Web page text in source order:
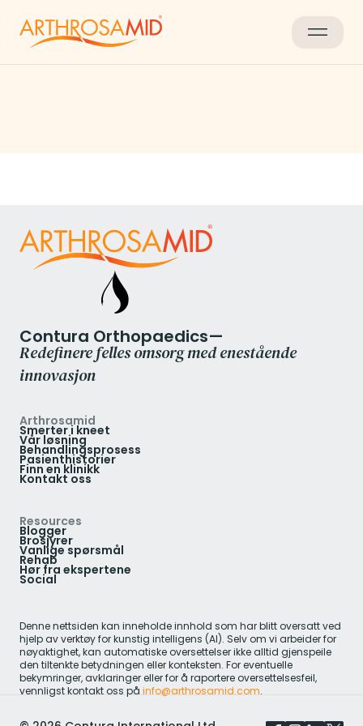
Contura Orthopaedics—
Redefinere felles omsorg med enestående
innovasjon
Arthrosamid
Smerter i kneet
Vår løsning
Behandlingsprosess
Pasienthistorier
Finn en klinikk
Kontakt oss
Resources
Blogger
Brosjyrer
Vanlige spørsmål
Rehab
Hør fra ekspertene
Social
Denne nettsiden kan inneholde innhold som har blitt oversatt ved
hjelp av verktøy for kunstig intelligens (AI). Selv om vi arbeider for
nøyaktighet, kan automatiske oversettelser ikke alltid gjenspeile
den tiltenkte betydningen eller konteksten. For eventuelle
bekymringer, avklaringer eller for å raportere oversettelsesfeil,
vennligst kontakt oss på info@arthrosamid.com.